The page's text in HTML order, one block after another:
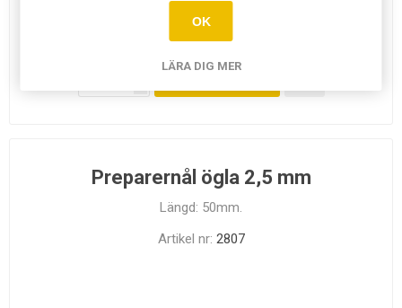
20,00 kr exkl moms
LÄGG I
Preparernål ögla 2,5 mm
Längd: 50mm.
Artikel nr: 2807
OK
LÄRA DIG MER